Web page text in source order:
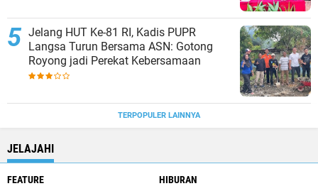
Jelang HUT Ke-81 RI, Kadis PUPR
Langsa Turun Bersama ASN: Gotong
Royong jadi Perekat Kebersamaan
TERPOPULER LAINNYA
JELAJAHI
FEATURE
HIBURAN